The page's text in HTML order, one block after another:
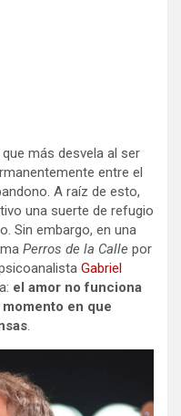
más desvela al ser
entre el
A raíz de esto,
una suerte de refugio
Sin embargo, en una
Perros de la Calle por
Gabriel
el amor no funciona
en que